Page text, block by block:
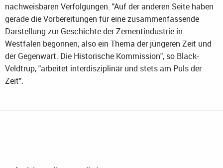
nachweisbaren Verfolgungen. "Auf der anderen Seite haben
gerade die Vorbereitungen für eine zusammenfassende
Darstellung zur Geschichte der Zementindustrie in
Westfalen begonnen, also ein Thema der jüngeren Zeit und
der Gegenwart. Die Historische Kommission", so Black-
Veldtrup, "arbeitet interdisziplinär und stets am Puls der
Zeit".